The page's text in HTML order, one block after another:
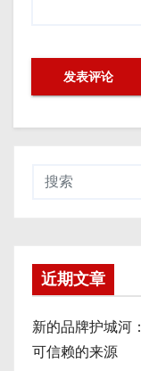
近期文章
新的品牌护城河
可信赖的来源